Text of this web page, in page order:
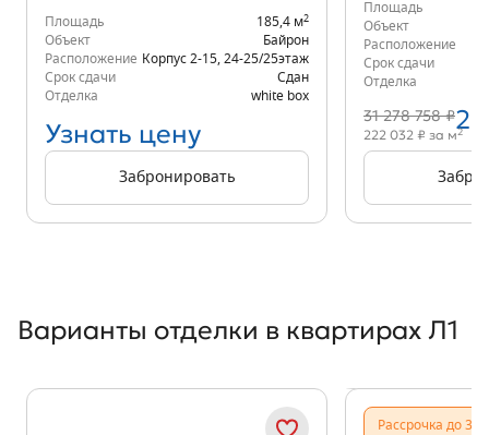
Площадь 185,4 м2
Объект
Байрон
Расположение Корпус 2-15 24-25/25этаж
Срок сдачи
Сдан
Отделка
white box
Узнать цену
Забронировать
Площадь
Объект
Расположение
Срок сдачи
Отделка
31 278 758 ₽
222 032 ₽ за м2
Варианты отделки в квартирах Л1
Рассрочка до